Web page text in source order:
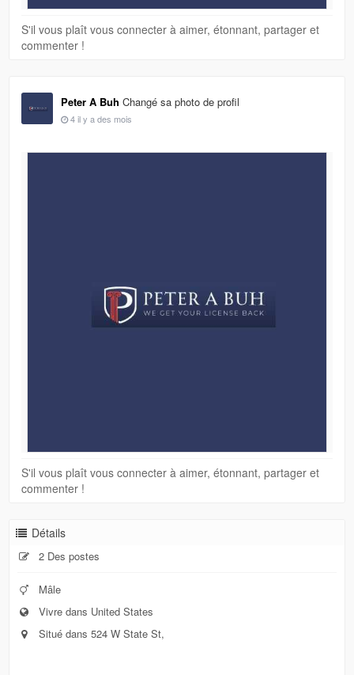
S'il vous plaît vous connecter à aimer, étonnant, partager et
commenter !
Peter A Buh Changé sa photo de profil
4 il y a des mois
S'il vous plaît vous connecter à aimer, étonnant, partager et
commenter !
Détails
2 Des postes
Mâle
Vivre dans United States
Situé dans 524 W State St,